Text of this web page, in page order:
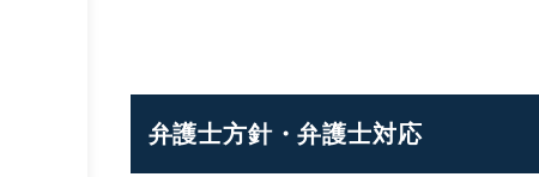
弁護士方針・弁護士対応